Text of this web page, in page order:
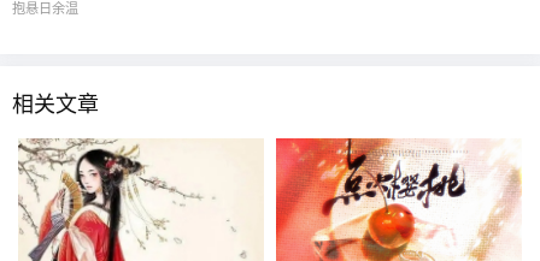
抱悬日余温
相关文章